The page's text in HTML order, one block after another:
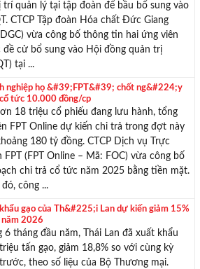
trí quản lý tại tập đoàn để bầu bổ sung vào
CTCP Tập đoàn Hóa chất Đức Giang
vừa công bố thông tin hai ứng viên
đề cử bổ sung vào Hội đồng quản trị
tại ...
nghiệp họ &#39;FPT&#39; chốt ng&#224;y
tức 10.000 đồng/cp
18 triệu cổ phiếu đang lưu hành, tổng
FPT Online dự kiến chi trả trong đợt này
180 tỷ đồng. CTCP Dịch vụ Trực
FPT (FPT Online – Mã: FOC) vừa công bố
chi trả cổ tức năm 2025 bằng tiền mặt.
đó, công ...
gạo của Th&#225;i Lan dự kiến giảm 15%
2026
6 tháng đầu năm, Thái Lan đã xuất khẩu
tấn gạo, giảm 18,8% so với cùng kỳ
theo số liệu của Bộ Thương mại.